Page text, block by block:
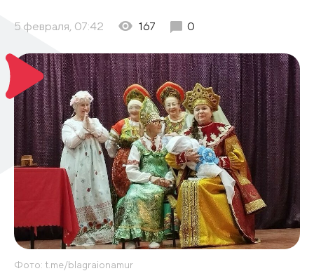
5 февраля, 07:42 167 0
Фото: t.me/blagraionamur